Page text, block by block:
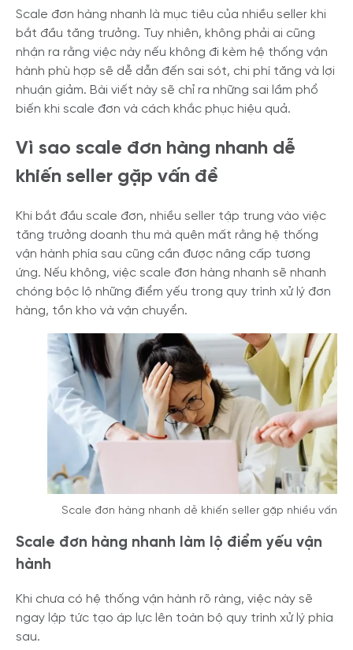
Scale đơn hàng nhanh là mục tiêu của nhiều seller khi
bắt đầu tăng trưởng. Tuy nhiên, không phải ai cũng
nhận ra rằng việc này nếu không đi kèm hệ thống vận
hành phù hợp sẽ dễ dẫn đến sai sót, chi phí tăng và lợi
nhuận giảm. Bài viết này sẽ chỉ ra những sai lầm phổ
biến khi scale đơn và cách khắc phục hiệu quả.
Vì sao scale đơn hàng nhanh dễ
khiến seller gặp vấn đề
Khi bắt đầu scale đơn, nhiều seller tập trung vào việc
tăng trưởng doanh thu mà quên mất rằng hệ thống
vận hành phía sau cũng cần được nâng cấp tương
ứng. Nếu không, việc scale đơn hàng nhanh sẽ nhanh
chóng bộc lộ những điểm yếu trong quy trình xử lý đơn
hàng, tồn kho và vận chuyển.
Scale đơn hàng nhanh dễ khiến seller gặp nhiều vấn
Scale đơn hàng nhanh làm lộ điểm yếu vận
hành
Khi chưa có hệ thống vận hành rõ ràng, việc này sẽ
ngay lập tức tạo áp lực lên toàn bộ quy trình xử lý phía
sau.